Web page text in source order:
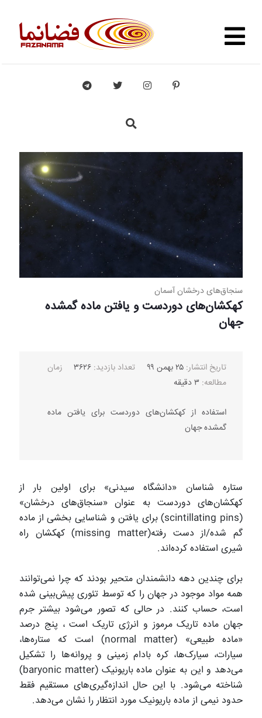
سنجاق‌های درخشان آسمان
کهکشان‌های دوردست و یافتن ماده گمشده
جهان
تاریخ انتشار:۲۵ بهمن ۹۹ تعداد بازدید: ۳۶۲۶
زمان
مطالعه: ۳ دقیقه
استفاده از کهکشان‌های دوردست برای یافتن ماده
گمشده جهان
ستاره شناسان «دانشگاه سیدنی» برای اولین بار از
کهکشان‌های دوردست به عنوان «سنجاق‌های درخشان»
(scintillating pins) برای یافتن و شناسایی بخشی از ماده
گم شده/از دست رفته(missing matter) کهکشان راه
شیری استفاده کرده‌اند.
برای چندین دهه دانشمندان متحیر بودند که چرا نمی‌توانند
همه مواد موجود در جهان را که توسط تئوری پیش‌بینی شده
است، حساب کنند. در حالی که تصور می‌شود بیشتر جرم
جهان ماده تاریک مرموز و انرژی تاریک است ، پنج درصد
«ماده طبیعی» (normal matter) است که ستاره‌ها،
سیارات، سیارک‌ها، کره بادام زمینی و پروانه‌ها را تشکیل
می‌دهد و این به عنوان ماده باریونیک (baryonic matter)
شناخته می‌شود. با این حال اندازه‌گیری‌های مستقیم فقط
حدود نیمی از ماده باریونیک مورد انتظار را نشان می‌دهد.